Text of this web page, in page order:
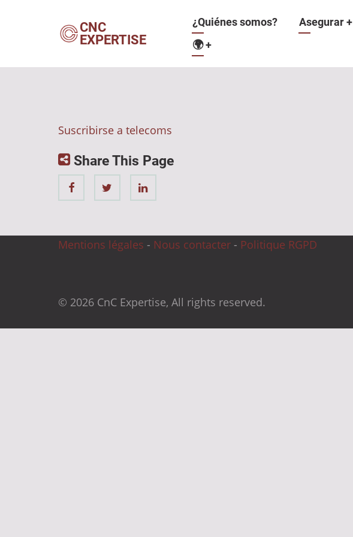
CNC
EXPERTISE
Navegación
principal
¿Quiénes somos? Asegurar+
🌍+
Suscribirse a telecoms
Share This Page
Mentions légales - Nous contacter - Politique RGPD
© 2026 CnC Expertise, All rights reserved.